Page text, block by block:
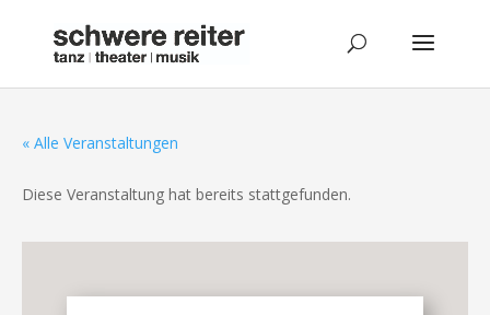
« Alle Veranstaltungen
Diese Veranstaltung hat bereits stattgefunden.